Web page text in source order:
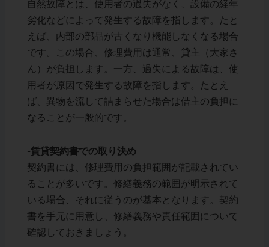
自然故障とは、使用者の過失がなく、設備の経年
劣化などによって発生する故障を指します。たと
えば、内部の部品が古くなり機能しなくなる場合
です。この場合、修理費用は通常、貸主（大家さ
ん）が負担します。一方、過失による故障は、使
用者が原因で発生する故障を指します。たとえ
ば、異物を流して詰まらせた場合は借主の負担に
なることが一般的です。
-賃貸契約書での取り決め
契約書には、修理費用の負担範囲が記載されてい
ることが多いです。修繕義務の範囲が明示されて
いる場合、それに従うのが基本となります。契約
書を手元に用意し、修繕義務や責任範囲について
確認しておきましょう。